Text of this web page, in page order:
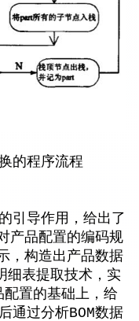
的程序流程
引导作用，给出了
产品配置的编码规
，构造出产品数据
细表提取技术，实
配置的基础上，给
通过分析BOM数据